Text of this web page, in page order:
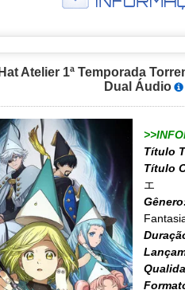
Atelier 1ª Temporada
Dual Áudio
Título
Título
エ